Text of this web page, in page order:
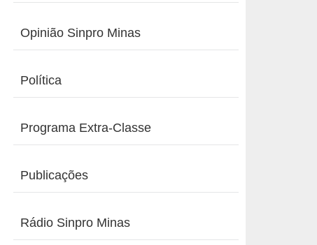
Opinião Sinpro Minas
Política
Programa Extra-Classe
Publicações
Rádio Sinpro Minas